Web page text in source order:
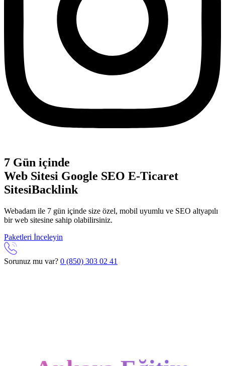
7 Gün içinde
Web Sitesi Google SEO E-Ticaret
SitesiBacklink
Webadam ile 7 gün içinde size özel, mobil uyumlu ve SEO altyapılı
bir web sitesine sahip olabilirsiniz.
Paketleri İnceleyin
Sorunuz mu var? 0 (850) 303 02 41